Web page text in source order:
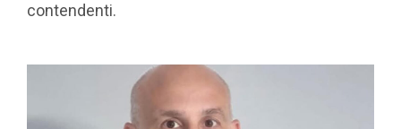
contendenti.